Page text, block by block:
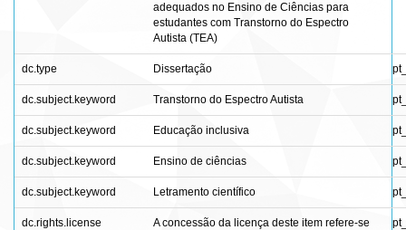
adequados no Ensino de Ciências para
estudantes com Transtorno do Espectro
Autista (TEA)
dc.type Dissertação
dc.subject.keyword Transtorno do Espectro Autista
dc.subject.keyword Educação inclusiva
dc.subject.keyword Ensino de ciências
dc.subject.keyword Letramento científico
dc.rights.license
A concessão da licença deste item refere-se